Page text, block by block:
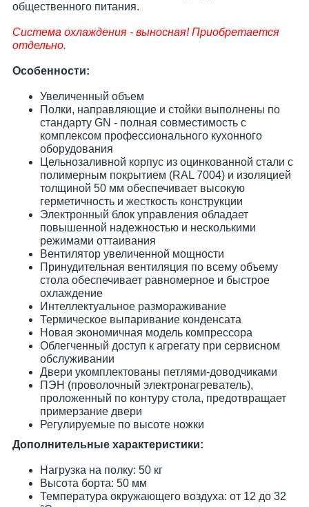
общественного питания.
Система охлаждения - выносная! Приобретается
отдельно.
Особенности:
Увеличенный объем
Полки, направляющие и стойки выполнены по
стандарту GN - полная совместимость с
комплексом профессионального кухонного
оборудования
Цельнозаливной корпус из оцинкованной стали с
полимерным покрытием (RAL 7004) и изоляцией
толщиной 50 мм обеспечивает высокую
герметичность и жесткость конструкции
Электронный блок управления обладает
повышенной надежностью и несколькими
режимами оттаивания
Вентилятор увеличенной мощности
Принудительная вентиляция по всему объему
стола обеспечивает равномерное и быстрое
охлаждение
Интеллектуальное размораживание
Термическое выпаривание конденсата
Новая экономичная модель компрессора
Облегченный доступ к агрегату при сервисном
обслуживании
Двери укомплектованы петлями-доводчиками
ПЭН (проволочный электронагреватель),
проложенный по контуру стола, предотвращает
примерзание двери
Регулируемые по высоте ножки
Дополнительные характеристики:
Нагрузка на полку: 50 кг
Высота борта: 50 мм
Температура окружающего воздуха: от 12 до 32